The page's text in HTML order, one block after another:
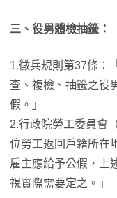
三、役男體檢抽籤：
1.徵兵規則第37條：
查、複檢、抽籤之役
假。」
2.行政院勞工委員會
位勞工返回戶籍所在
雇主應給予公假，上
視實際需要定之。」